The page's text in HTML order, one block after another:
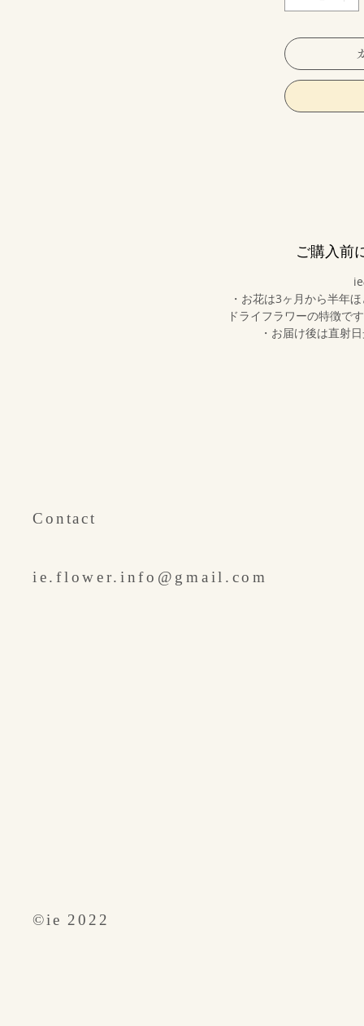
ご購入前
・お花は3ヶ月から半年
ドライフラワーの特徴で
・お届け後は直射
​Contact
ie.flower.info@gmail.com
​©︎ie 2022